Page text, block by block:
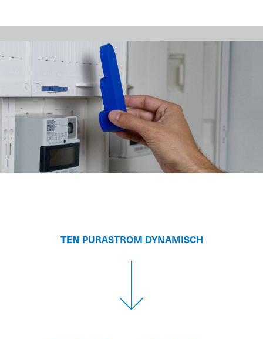
TEN PURASTROM DYNAMISCH